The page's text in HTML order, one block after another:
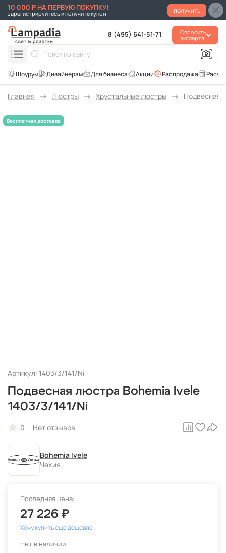
10 000 Р НА ПЕРВУЮ ПОКУПКУ!
зарегистрируйтесь и получите купон получить
8 (495) 641-51-71
Спросить
эксперта
Распродажа
Акции
Для бизнеса
Главная Люстры Хрустальные люстры Подвесная
Артикул: 1403/3/141/Ni
Подвесная люстра Bohemia Ivele
1403/3/141/Ni
0 Нет отзывов
Bohemia Ivele
Чехия
Последняя цена:
27 226 ₽
Хочу купить еще дешевле
Нет в наличии